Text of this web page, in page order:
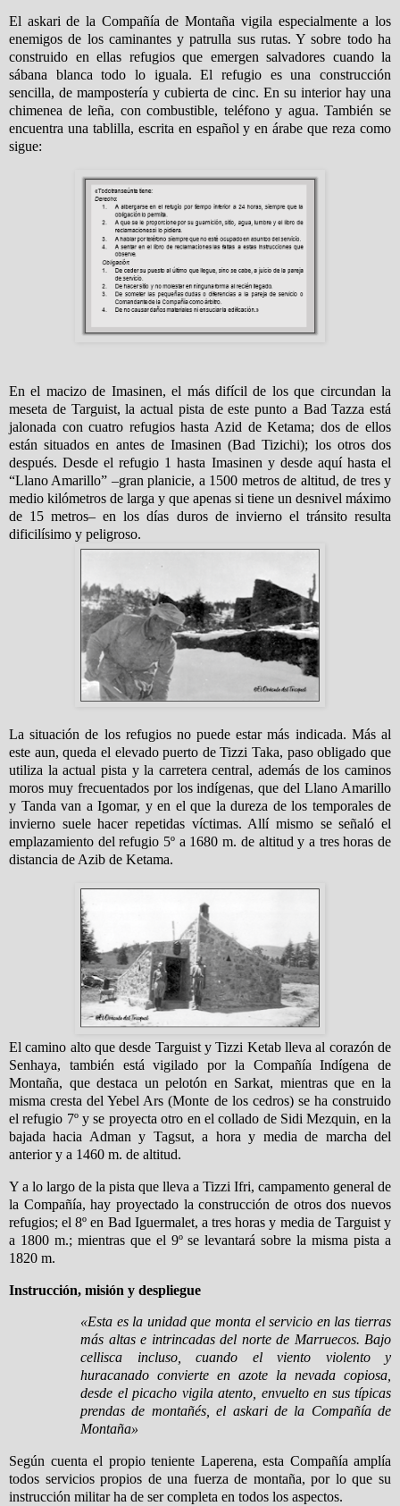
El askari de la Compañía de Montaña vigila especialmente a los
enemigos de los caminantes y patrulla sus rutas. Y sobre todo ha
construido en ellas refugios que emergen salvadores cuando la
sábana blanca todo lo iguala. El refugio es una construcción
sencilla, de mampostería y cubierta de cinc. En su interior hay una
chimenea de leña, con combustible, teléfono y agua. También se
encuentra una tablilla, escrita en español y en árabe que reza como
sigue:
En el macizo de Imasinen, el más difícil de los que circundan la
meseta de Targuist, la actual pista de este punto a Bad Tazza está
jalonada con cuatro refugios hasta Azid de Ketama; dos de ellos
están situados en antes de Imasinen (Bad Tizichi); los otros dos
después. Desde el refugio 1 hasta Imasinen y desde aquí hasta el
“Llano Amarillo” –gran planicie, a 1500 metros de altitud, de tres y
medio kilómetros de larga y que apenas si tiene un desnivel máximo
de 15 metros– en los días duros de invierno el tránsito resulta
dificilísimo y peligroso.
La situación de los refugios no puede estar más indicada. Más al
este aun, queda el elevado puerto de Tizzi Taka, paso obligado que
utiliza la actual pista y la carretera central, además de los caminos
moros muy frecuentados por los indígenas, que del Llano Amarillo
y Tanda van a Igomar, y en el que la dureza de los temporales de
invierno suele hacer repetidas víctimas. Allí mismo se señaló el
emplazamiento del refugio 5º a 1680 m. de altitud y a tres horas de
distancia de Azib de Ketama.
El camino alto que desde Targuist y Tizzi Ketab lleva al corazón de
Senhaya, también está vigilado por la Compañía Indígena de
Montaña, que destaca un pelotón en Sarkat, mientras que en la
misma cresta del Yebel Ars (Monte de los cedros) se ha construido
el refugio 7º y se proyecta otro en el collado de Sidi Mezquin, en la
bajada hacia Adman y Tagsut, a hora y media de marcha del
anterior y a 1460 m. de altitud.
Y a lo largo de la pista que lleva a Tizzi Ifri, campamento general de
la Compañía, hay proyectado la construcción de otros dos nuevos
refugios; el 8º en Bad Iguermalet, a tres horas y media de Targuist y
a 1800 m.; mientras que el 9º se levantará sobre la misma pista a
1820 m.
Instrucción, misión y despliegue
«Esta es la unidad que monta el servicio en las tierras
más altas e intrincadas del norte de Marruecos. Bajo
cellisca incluso, cuando el viento violento y
huracanado convierte en azote la nevada copiosa,
desde el picacho vigila atento, envuelto en sus típicas
prendas de montañés, el askari de la Compañía de
Montaña»
Según cuenta el propio teniente Laperena, esta Compañía amplía
todos servicios propios de una fuerza de montaña, por lo que su
instrucción militar ha de ser completa en todos los aspectos.